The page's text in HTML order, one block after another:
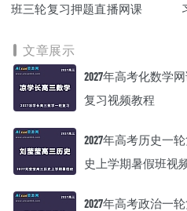
班三轮复习押题直播网课
文章展示
2027年高考化数学
复习视频教程
2027年高考历史一
史上学期暑假班视
2027年高考政治一